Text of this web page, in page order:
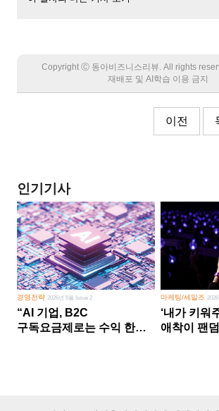
Copyright Ⓒ 동아비즈니스리뷰. All rights
재배포 및 AI학습 이용 금지
이전
인기기사
경영전략 2026년 5월 Issue 2
“AI 기업, B2C
구독요금제로는 수익 한계
마케팅/세일즈
‘내가 키워
애착이 팬